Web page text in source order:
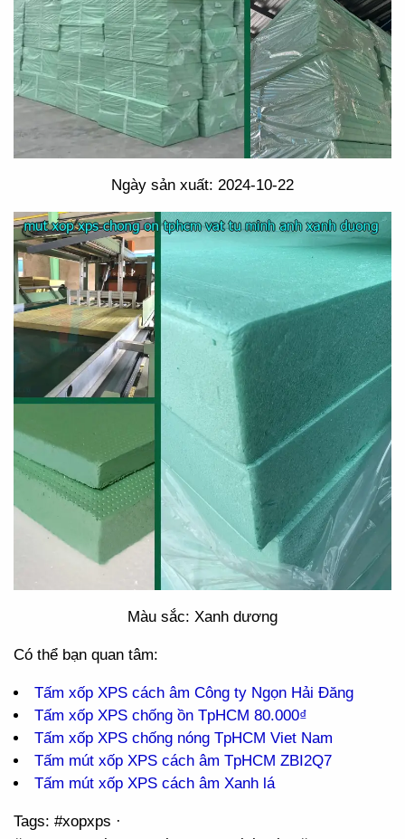
Ngày sản xuất: 2024-10-22
Màu sắc: Xanh dương
Có thể bạn quan tâm:
Tấm xốp XPS cách âm Công ty Ngọn Hải Đăng
Tấm xốp XPS chống ồn TpHCM 80.000₫
Tấm xốp XPS chống nóng TpHCM Viet Nam
Tấm mút xốp XPS cách âm TpHCM ZBI2Q7
Tấm mút xốp XPS cách âm Xanh lá
Tags: #xopxps ·